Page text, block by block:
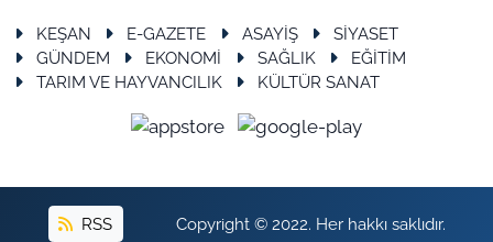
KEŞAN E-GAZETE ASAYİŞ
SİYASET
GÜNDEM
EKONOMİ SAĞLIK
EĞİTİM
TARIM VE HAYVANCILIK
KÜLTÜR SANAT
RSS Copyright © 2022. Her hakkı saklıdır.